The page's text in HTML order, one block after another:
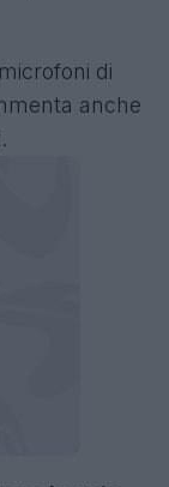
di
anche